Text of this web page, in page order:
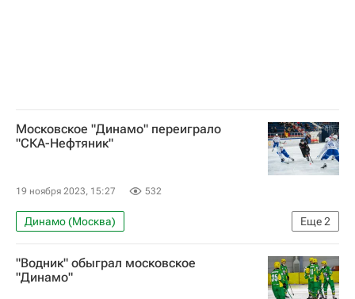
Московское "Динамо" переиграло
"СКА-Нефтяник"
19 ноября 2023, 15:27 532
Еще2
Динамо (Москва)
Чемпионат России по хоккею с мячом
СКА-Нефтяник
"Водник" обыграл московское
"Динамо"